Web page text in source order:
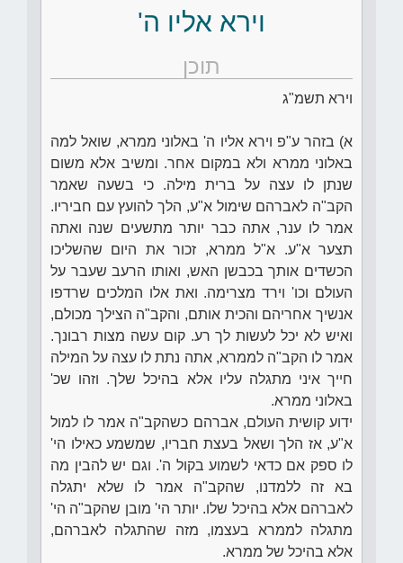
וירא אליו ה'
תוכן
וירא תשמ"ג
א) בזהר ע"פ וירא אליו ה' באלוני ממרא, שואל למה
באלוני ממרא ולא במקום אחר. ומשיב אלא משום
שנתן לו עצה על ברית מילה. כי בשעה שאמר
הקב"ה לאברהם שימול א"ע, הלך להועץ עם חביריו.
אמר לו ענר, אתה כבר יותר מתשעים שנה ואתה
תצער א"ע. א"ל ממרא, זכור את היום שהשליכו
הכשדים אותך בכבשן האש, ואותו הרעב שעבר על
העולם וכו' וירד מצרימה. ואת אלו המלכים שרדפו
אנשיך אחריהם והכית אותם, והקב"ה הצילך מכולם,
ואיש לא יכל לעשות לך רע. קום עשה מצות רבונך.
אמר לו הקב"ה לממרא, אתה נתת לו עצה על המילה
חייך איני מתגלה עליו אלא בהיכל שלך. וזהו שכ'
באלוני ממרא.
ידוע קושית העולם, אברהם כשהקב"ה אמר לו למול
א"ע, אז הלך ושאל בעצת חבריו, שמשמע כאילו הי'
לו ספק אם כדאי לשמוע בקול ה'. וגם יש להבין מה
בא זה ללמדנו, שהקב"ה אמר לו שלא יתגלה
לאברהם אלא בהיכל שלו. יותר הי' מובן שהקב"ה הי'
מתגלה לממרא בעצמו, מזה שהתגלה לאברהם,
אלא בהיכל של ממרא.